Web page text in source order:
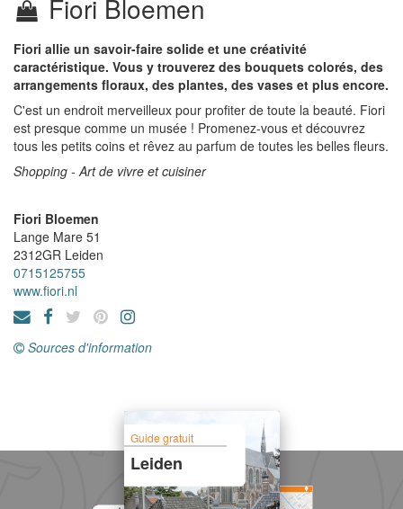
Fiori Bloemen
Fiori allie un savoir-faire solide et une créativité
caractéristique. Vous y trouverez des bouquets colorés, des
arrangements floraux, des plantes, des vases et plus encore.
C'est un endroit merveilleux pour profiter de toute la beauté. Fiori
est presque comme un musée ! Promenez-vous et découvrez
tous les petits coins et rêvez au parfum de toutes les belles fleurs.
Shopping - Art de vivre et cuisiner
Fiori Bloemen
Lange Mare 51
2312GR Leiden
0715125755
www.fiori.nl
Sources d'information
Guide gratuit
Leiden